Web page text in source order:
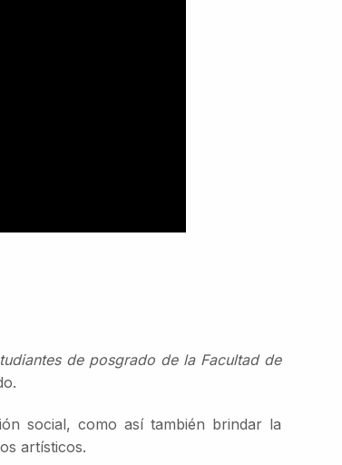
de posgrado de la Facultad de
social, como así también brindar la
artísticos.